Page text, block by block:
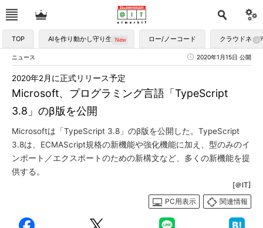
TOP AIを作り動かし守り生かす ロー/ノーコード クラウドネイ
ニュース 2020年1月15日 公開
Microsoft、プログラミング言語「TypeScript
3.8」のβ版を公開
2020年2月に正式リリース予定
Microsoftは「TypeScript 3.8」のβ版を公開した。TypeScript
3.8は、ECMAScript規格の新機能や強化機能に加え、型のみのイ
ンポート／エクスポートのための新構文など、多くの新機能を提
供する。
[＠IT]
PC用表示
関連情報